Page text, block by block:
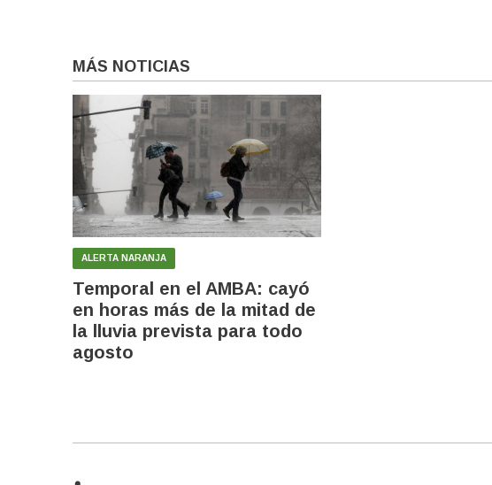
MÁS NOTICIAS
ALERTA NARANJA
Temporal en el AMBA: cayó
en horas más de la mitad de
la lluvia prevista para todo
agosto